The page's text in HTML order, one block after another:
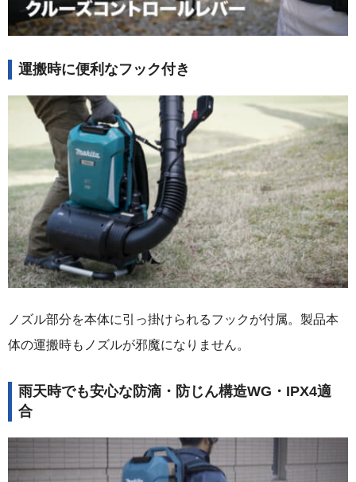
運搬時に便利なフック付き
ノズル部分を本体に引っ掛けられるフックが付属。製品本
体の運搬時もノズルが邪魔になりません。
雨天時でも安心な防滴・防じん構造WG・IPX4適
合